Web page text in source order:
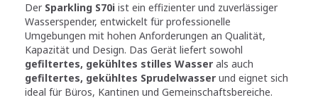
Der Sparkling S70i ist ein effizienter und zuverlässiger
Wasserspender, entwickelt für professionelle
Umgebungen mit hohen Anforderungen an Qualität,
Kapazität und Design. Das Gerät liefert sowohl
gefiltertes, gekühltes stilles Wasser als auch
gefiltertes, gekühltes Sprudelwasser und eignet sich
ideal für Büros, Kantinen und Gemeinschaftsbereiche.